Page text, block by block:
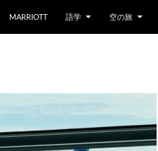
MARRIOTT 語学 空の旅